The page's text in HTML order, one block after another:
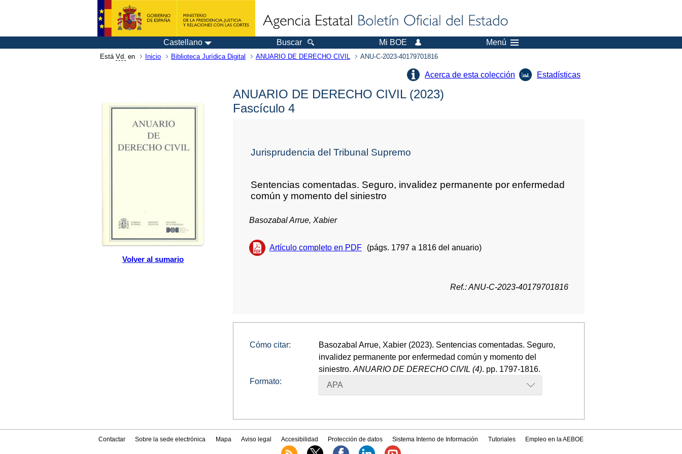
Castellano Buscar Mi BOE Menú
Está Vd. en Inicio Biblioteca Jurídica Digital ANUARIO DE DERECHO CIVIL ANU-C-2023-40179701816
Acerca de esta colección Estadísticas
Volver al sumario
ANUARIO DE DERECHO CIVIL (2023)
Fascículo 4
Jurisprudencia del Tribunal Supremo
Sentencias comentadas. Seguro, invalidez permanente por enfermedad
común y momento del siniestro
Basozabal Arrue, Xabier
Artículo completo en PDF (págs. 1797 a 1816 del anuario)
Ref.: ANU-C-2023-40179701816
Cómo citar:
Basozabal Arrue, Xabier (2023). Sentencias comentadas. Seguro,
invalidez permanente por enfermedad común y momento del
siniestro.ANUARIO DE DERECHO CIVIL (4). pp. 1797-1816.
Formato:
APA
Contactar Sobre la sede electrónica Mapa Aviso legal Accesibilidad Protección de datos Sistema Interno de Información Tutoriales Empleo en la AEBOE